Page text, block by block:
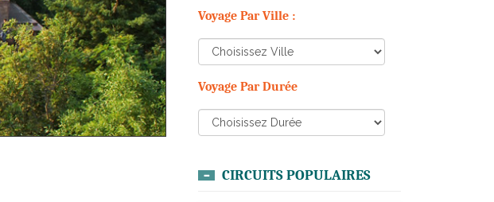
Voyage Par Ville :
Voyage Par Durée
CIRCUITS POPULAIRES